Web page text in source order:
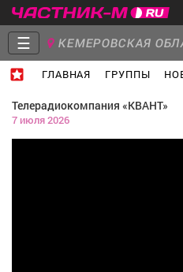
☰ КЕМЕРОВСКАЯ
МЕЖДУРЕЧЕНСК- Ваш
ГЛАВНАЯ ГРУППЫ
Телерадиокомпания «КВАНТ»
7 июля 2026